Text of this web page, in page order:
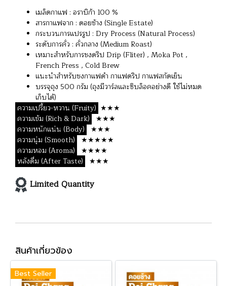
เมล็ดกาแฟ : อราบิก้า 100 %
สารกาแฟจาก : ดอยช้าง (Single Estate)
กระบวนการแปรรูป : Dry Process (Natural Process)
ระดับการคั่ว : คั่วกลาง (Medium Roast)
เหมาะสำหรับการชงดริป Drip (Fliter) , Moka Pot ,
French Press , Cold Brew
แนะนำสำหรับชงกาแฟดำ กาแฟดริป กาแฟสกัดเย็น
บรรจุถุง 500 กรัม (ถุงมีวาร์ลและซิบล็อคอย่างดี ใช้ไม่หมด
เก็บได้)
ความเปรี้ยว-หวาน (Fruity) ★★★
ความเข้ม (Rich & Dark)
★★★
ความหนักแน่น (Body)
★★★
ความนุ่ม (Smooth)
★★★★★
ความหอม (Aroma)
★★★★
หลังดื่ม (After Taste)
★★★
Limited Quantity
สินค้าเกี่ยวข้อง
Best Seller